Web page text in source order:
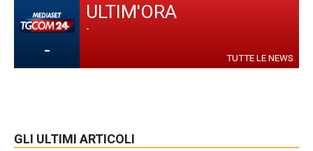
-
ULTIM'ORA
-
TUTTE LE NEWS
GLI ULTIMI ARTICOLI